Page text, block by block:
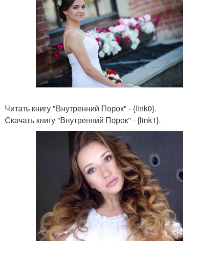
Читать книгу "Внутренний Порок" - {link0}.
Скачать книгу "Внутренний Порок" - {link1}.